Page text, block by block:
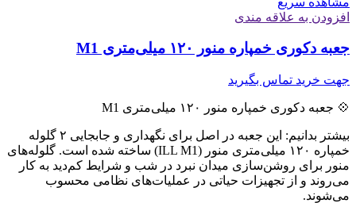
افزودن به علاقه مندی
جعبه دکوری خمپاره منور ۱۲۰ میلی‌متری M1
جهت خرید تماس بگیرید
💠 جعبه دکوری خمپاره منور ۱۲۰ میلی‌متری M1
بیشتر بدانیم: این جعبه در اصل برای نگهداری و جابجایی ۲ گلوله
خمپاره ۱۲۰ میلی‌متری منور (ILL M1) ساخته شده است. گلوله‌های
منور برای روشن‌سازی میدان نبرد در شب و شرایط کم‌دید به کار
می‌روند و از تجهیزات حیاتی در عملیات‌های نظامی محسوب
می‌شوند.